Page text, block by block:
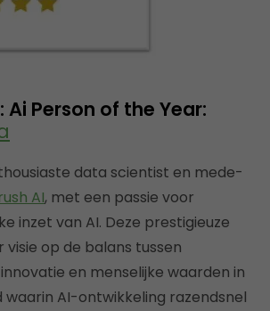
Ai Person of the Year:
data scientist en mede-
AI, met een passie voor
inzet van AI. Deze prestigieuze
op de balans tussen
en menselijke waarden in
waarin AI-ontwikkeling razendsnel